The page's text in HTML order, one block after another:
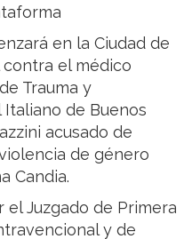
en la Ciudad de
contra el médico
Trauma y
de Buenos
acusado de
de género
Candia.
el Juzgado de Primera
y de